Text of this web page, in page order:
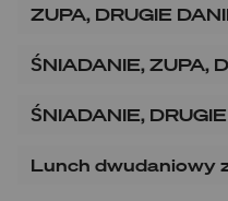
ZUPA, DRUGIE
ŚNIADANIE, ZUPA,
ŚNIADANIE,
Lunch dwudaniowy